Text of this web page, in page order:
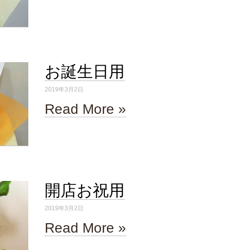
お誕生日用
2019年3月2日
Read More »
開店お祝用
2019年3月2日
Read More »